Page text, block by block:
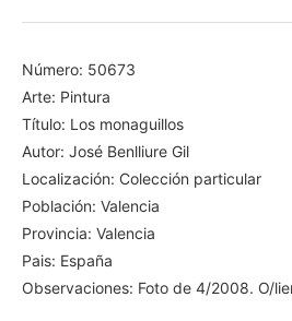
Número: 50673
Arte: Pintura
Título: Los monaguillos
Autor: José Benlliure Gil
Localización: Colección particular
Población: Valencia
Provincia: Valencia
Pais: España
Observaciones: Foto de 4/2008. O/